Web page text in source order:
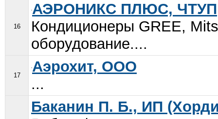
16
АЭРОНИКС ПЛЮС, ЧТУП
Кондиционеры GREE,
оборудование....
17
Аэрохит, ООО
...
Баканин П. Б., ИП